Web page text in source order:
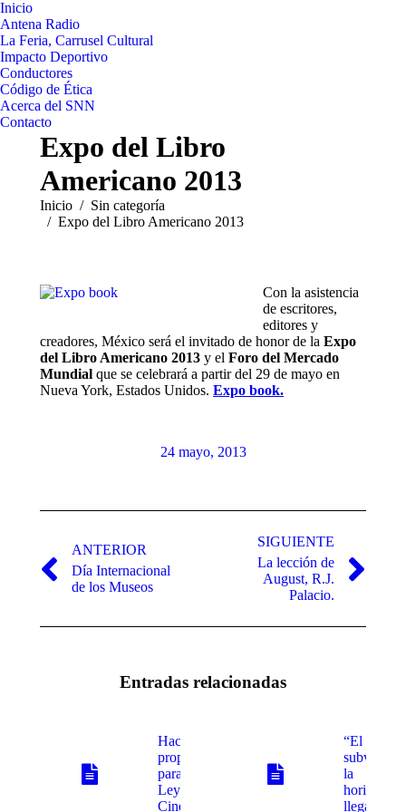
Inicio
Antena Radio
La Feria, Carrusel Cultural
Impacto Deportivo
Conductores
Código de Ética
Acerca del SNN
Contacto
Expo del Libro
Americano 2013
Estás aquí:
Inicio
Sin categoría
Expo del Libro Americano 2013
Con la asistencia
de escritores,
editores y
creadores, México será el invitado de honor de la Expo
del Libro Americano 2013 y el Foro del Mercado
Mundial que se celebrará a partir del 29 de mayo en
Nueva York, Estados Unidos. Expo book.
24 mayo, 2013
entre
publicaciones
ANTERIOR
Publicación
anterior:
Día Internacional
de los Museos
SIGUIENTE
Publicación
siguiente:
La lección de
August, R.J.
Palacio.
Entradas relacionadas
Hacen
propuestas
para nueva
Ley Federal de
Cinematografía
“El acto
la
llega al